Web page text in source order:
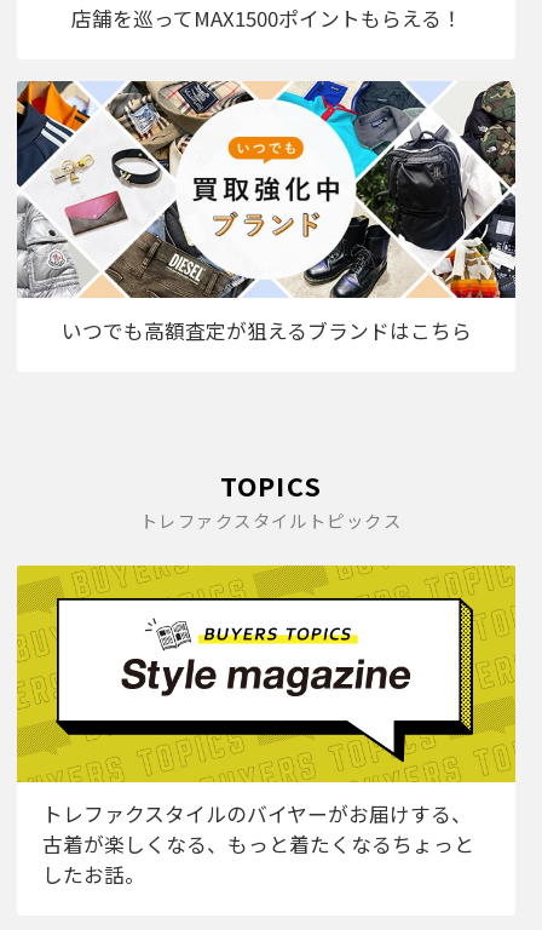
店舗を巡ってMAX1500ポイントもらえる！
いつでも高額査定が狙えるブランドはこちら
TOPICS
トレファクスタイルトピックス
トレファクスタイルのバイヤーがお届けする、
古着が楽しくなる、もっと着たくなるちょっと
したお話。